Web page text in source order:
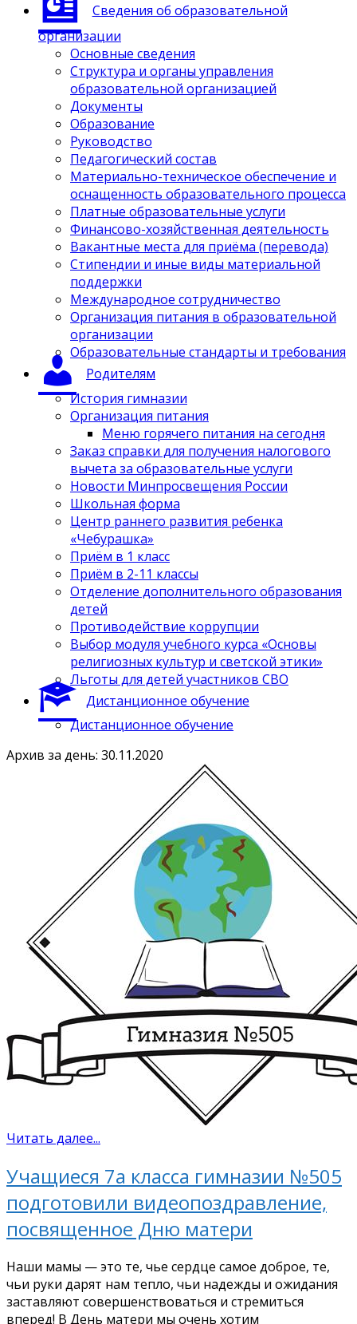
Сведения об образовательной
организации
Основные сведения
Структура и органы управления
образовательной организацией
Документы
Образование
Руководство
Педагогический состав
Материально-техническое обеспечение и
оснащенность образовательного процесса
Платные образовательные услуги
Финансово-хозяйственная деятельность
Вакантные места для приёма (перевода)
Стипендии и иные виды материальной
поддержки
Международное сотрудничество
Организация питания в образовательной
организации
Образовательные стандарты и требования
Родителям
История гимназии
Организация питания
Меню горячего питания на сегодня
Заказ справки для получения налогового
вычета за образовательные услуги
Новости Минпросвещения России
Школьная форма
Центр раннего развития ребенка
«Чебурашка»
Приём в 1 класс
Приём в 2-11 классы
Отделение дополнительного образования
детей
Противодействие коррупции
Выбор модуля учебного курса «Основы
религиозных культур и светской этики»
Льготы для детей участников СВО
Дистанционное обучение
Дистанционное обучение
Архив за день: 30.11.2020
Читать далее...
Учащиеся 7а класса гимназии №505
подготовили видеопоздравление,
посвященное Дню матери
Наши мамы — это те, чье сердце самое доброе, те,
чьи руки дарят нам тепло, чьи надежды и ожидания
заставляют совершенствоваться и стремиться
вперед! В День матери мы очень хотим